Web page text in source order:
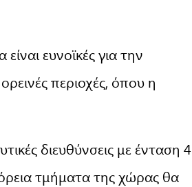
ευνοϊκές για την
περιοχές, όπου η
διευθύνσεις με ένταση 4
τμήματα της χώρας θα